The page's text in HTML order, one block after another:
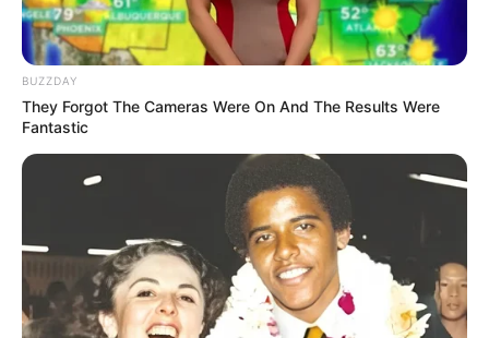
Langka Banget! 10 Pose Lucu
Katak yang Bikin Ketawa
Gemes
Ambyar! 10 Kalimat Baper
Pakai Bahasa Jawa Ini Bikin
Galau Abis
BUZZDAY
They Forgot The Cameras Were On And The Results Were
Fantastic